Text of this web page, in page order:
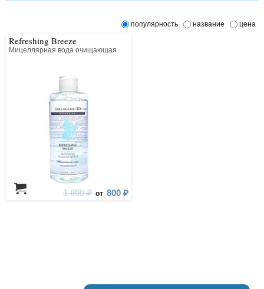
популярность название цена
Refreshing Breeze
Мицеллярная вода очищающая
1 000 ₽ от 800 ₽